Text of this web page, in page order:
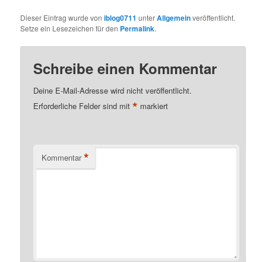
Dieser Eintrag wurde voniblog0711 unterAllgemeinveröffentlicht.
Setze ein Lesezeichen für den Permalink.
Schreibe einen Kommentar
Deine E-Mail-Adresse wird nicht veröffentlicht.
Erforderliche Felder sind mit* markiert
Kommentar *